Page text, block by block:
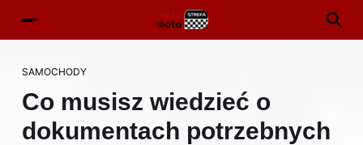
SAMOCHODY
Co musisz wiedzieć o
dokumentach potrzebnych